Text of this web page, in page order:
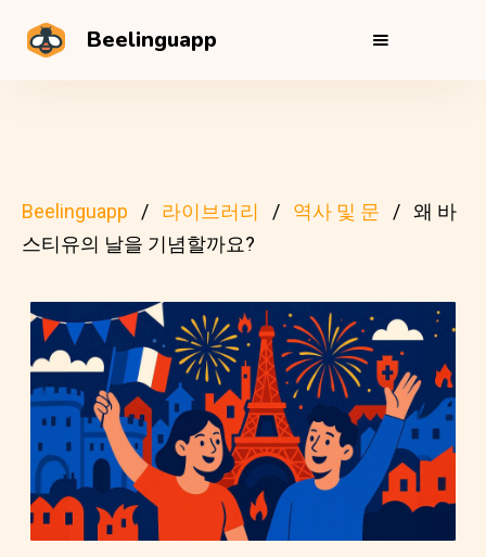
Beelinguapp
Beelinguapp 라이브러리 역사 및 문
왜 바
스티유의 날을 기념할까요?